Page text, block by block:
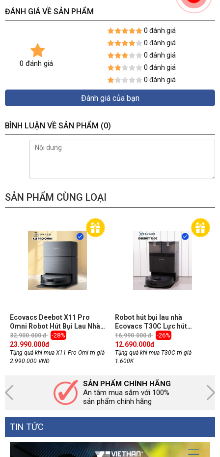
ĐÁNH GIÁ VỀ SẢN PHẨM
0 đánh giá
0 đánh giá
0 đánh giá
0 đánh giá
0 đánh giá
0 đánh giá
Đánh giá của bạn
BÌNH LUẬN VỀ SẢN PHẨM (0)
SẢN PHẨM CÙNG LOẠI
Ecovacs Deebot X11 Pro
Omni Robot Hút Bụi Lau Nhà,
lực hút 19.500Pa
32.900.000 đ -28%
23.990.000đ
Tặng quà khi mua X11 Pro Omi trị giá
2.990.000 VNĐ
Robot hút bụi lau nhà
Ecovacs T30C Lực hút
20.000Pa, Hoạt động tốt trên
mọi bề mặt
16.990.000 đ -26%
12.690.000đ
Tặng quà khi mua T30C trị giá
1.600K
SẢN PHẨM CHÍNH HÃNG
An tâm mua sắm với 100%
sản phẩm chính hãng
TIN TỨC